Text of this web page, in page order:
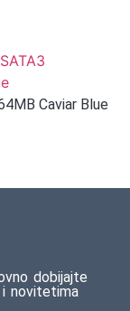
Caviar Blue
dobijajte
i novitetima